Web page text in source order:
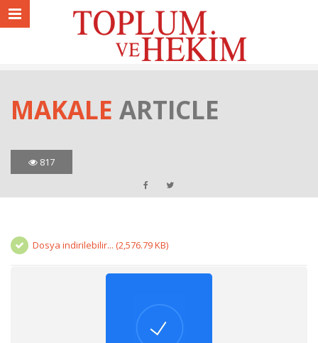
MAKALE ARTICLE
817
Dosya indirilebilir... (2,576.79 KB)